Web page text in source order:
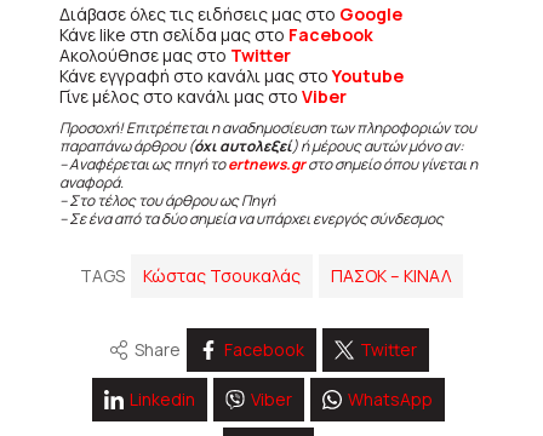
Διάβασε όλες τις ειδήσεις μας στο Google
Κάνε like στη σελίδα μας στο Facebook
Ακολούθησε μας στο Twitter
Κάνε εγγραφή στο κανάλι μας στοYoutube
Γίνε μέλος στο κανάλι μας στο Viber
Προσοχή! Επιτρέπεται η αναδημοσίευση των πληροφοριών του
παραπάνω άρθρου (όχι αυτολεξεί) ή μέρους αυτών μόνο αν:
– Αναφέρεται ως πηγή τοertnews.grστο σημείο όπου γίνεται η
αναφορά.
– Στο τέλος του άρθρου ως Πηγή
– Σε ένα από τα δύο σημεία να υπάρχει ενεργός σύνδεσμος
TAGS Κώστας Τσουκαλάς ΠΑΣΟΚ – ΚΙΝΑΛ
Share Facebook Twitter
Linkedin Viber WhatsApp